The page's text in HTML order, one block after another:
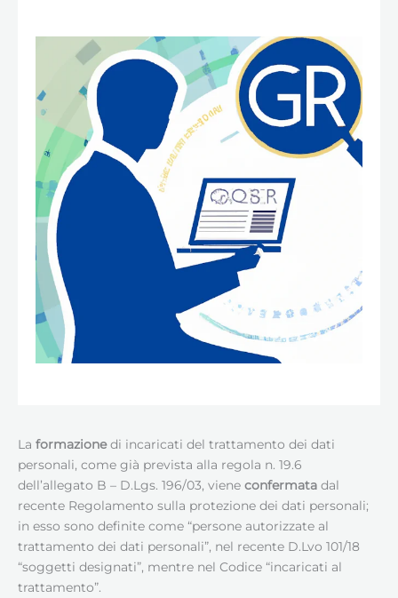
La formazionedi incaricati del trattamento dei dati
personali, come già prevista alla regola n. 19.6
dell’allegato B – D.Lgs. 196/03, viene confermata dal
recente Regolamento sulla protezione dei dati personali;
in esso sono definite come “persone autorizzate al
trattamento dei dati personali”, nel recente D.Lvo 101/18
“soggetti designati”, mentre nel Codice “incaricati al
trattamento”.